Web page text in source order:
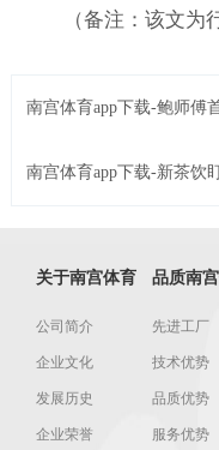
（备注：该文为
南宫体育app下载-鲍师傅
南宫体育app下载-新茶饮
关于南宫体育
公司简介
企业文化
发展历史
企业荣誉
品质南
先进工厂
技术优势
品质优势
服务优势